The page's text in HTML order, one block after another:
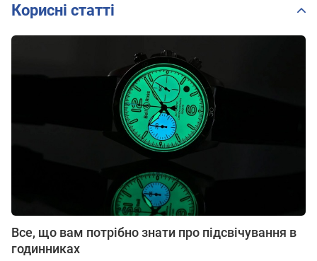
Корисні статті
Все, що вам потрібно знати про підсвічування в
годинниках